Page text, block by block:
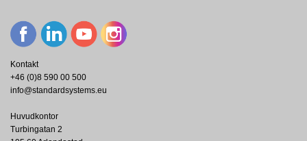
Kontakt
+46 (0)8 590 00 500
info@standardsystems.eu
Huvudkontor
Turbingatan 2